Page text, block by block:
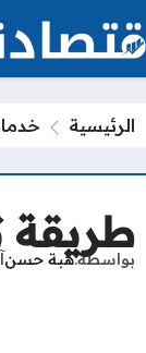
الرئيسية
طريقة
بواسطةهبة حسن